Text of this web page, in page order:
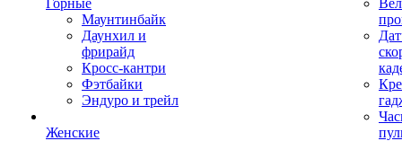
Горные
Маунтинбайк
Даунхил и
фрирайд
Кросс-кантри
Фэтбайки
Эндуро и трейл
Женские